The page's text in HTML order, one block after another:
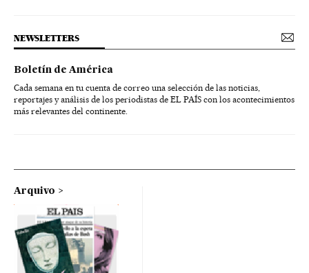
NEWSLETTERS
Boletín de América
Cada semana en tu cuenta de correo una selección de las noticias,
reportajes y análisis de los periodistas de EL PAÍS con los acontecimientos
más relevantes del continente.
Arquivo